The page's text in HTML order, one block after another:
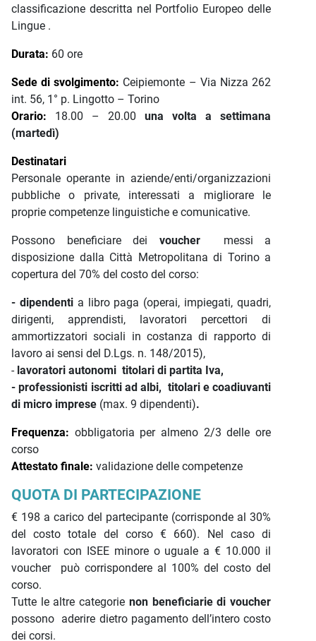
classificazione descritta nel Portfolio Europeo delle
Lingue .
Durata: 60 ore
Sede di svolgimento: Ceipiemonte – Via Nizza 262
int. 56, 1° p. Lingotto – Torino
Orario: 18.00 – 20.00 una volta a settimana
(martedì)
Destinatari
Personale operante in aziende/enti/organizzazioni
pubbliche o private, interessati a migliorare le
proprie competenze linguistiche e comunicative.
Possono beneficiare dei vouchermessi a
disposizione dalla Città Metropolitana di Torino a
copertura del 70% del costo del corso:
- dipendentia libro paga (operai, impiegati, quadri,
dirigenti, apprendisti, lavoratori percettori di
ammortizzatori sociali in costanza di rapporto di
lavoro ai sensi del D.Lgs. n. 148/2015),
- lavoratori autonomi titolari di partita Iva,
- professionisti iscritti ad albi, titolari e coadiuvanti
di micro imprese (max. 9 dipendenti).
Frequenza: obbligatoria per almeno 2/3 delle ore
corso
Attestato finale: validazione delle competenze
QUOTA DI PARTECIPAZIONE
€ 198 a carico del partecipante (corrisponde al 30%
del costo totale del corso € 660). Nel caso di
lavoratori con ISEE minore o uguale a € 10.000 il
voucher può corrispondere al 100% del costo del
corso.
Tutte le altre categorie non beneficiarie di voucher
possono aderire dietro pagamento dell’intero costo
dei corsi.